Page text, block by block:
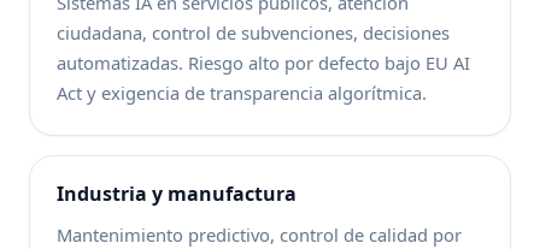
ciudadana, control de subvenciones, decisiones
automatizadas. Riesgo alto por defecto bajo EU AI
Act y exigencia de transparencia algorítmica.
Industria y manufactura
Mantenimiento predictivo, control de calidad por